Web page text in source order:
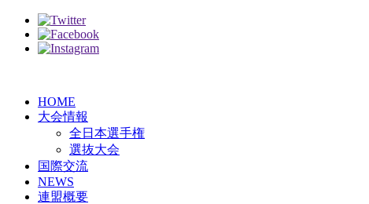
HOME
大会情報
全日本選手権
選抜大会
国際交流
NEWS
連盟概要